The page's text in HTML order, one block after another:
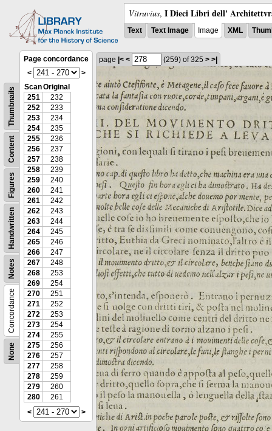
Vitruvius, I Dieci Libri dell'
Text Text Image Image XML
None
Concordance
Notes
Handwritten
Figures
Content
Thumbnails
Page concordance
<
>
ScanOriginal
251
232
252
233
253
234
254
235
255
236
256
237
257
238
258
239
259
240
260
241
261
242
262
243
263
244
264
245
265
246
266
247
267
248
268
253
269
254
270
251
271
252
272
253
273
254
274
255
275
256
276
257
277
258
278
259
279
260
280
261
<
>
page |< < (259) of 325 > >|